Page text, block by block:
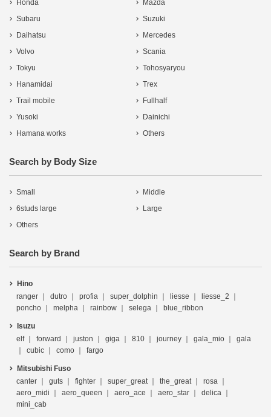
Honda
Mazda
Subaru
Suzuki
Daihatsu
Mercedes
Volvo
Scania
Tokyu
Tohosyaryou
Hanamidai
Trex
Trail mobile
Fullhalf
Yusoki
Dainichi
Hamana works
Others
Search by Body Size
Small
Middle
6studs large
Large
Others
Search by Brand
Hino
ranger
dutro profia super_dolphin liesse
liesse_2
poncho
melpha rainbow selega blue_ribbon
Isuzu
elf
forward juston giga 810 journey gala_mio
gala
cubic
como fargo
Mitsubishi Fuso
canter
guts fighter super_great the_great
rosa
aero_midi
aero_queen aero_ace aero_star
delica
mini_cab